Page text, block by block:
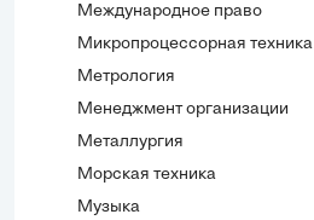
Международное право
Микропроцессорная техника
Метрология
Менеджмент организации
Металлургия
Морская техника
Музыка